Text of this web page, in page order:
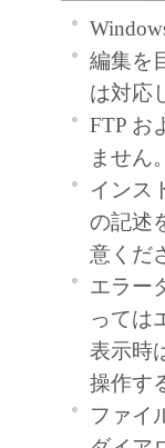
ンマ
す。
キヤ
ユー
ー自
する
諾し
ユー
て、
ング
びに
ん。
キヤ
編集を
は対応
FTP お
ません。
インス
の記述
意くだ
エラー
っては
表示時
操作す
ファイ